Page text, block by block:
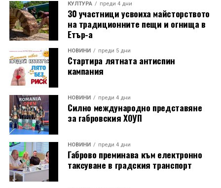
КУЛТУРА преди 4 дни
30 участници усвоиха майсторството
на традиционните пещи и огнища в
Етър-а
НОВИНИ преди 5 дни
Стартира лятната антиспин
кампания
НОВИНИ преди 4 дни
Силно международно представяне
за габровския ХОУП
НОВИНИ преди 4 дни
Габрово преминава към електронно
таксуване в градския транспорт